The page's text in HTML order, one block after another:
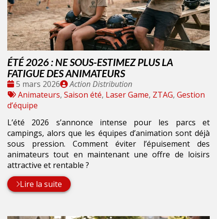
ÉTÉ 2026 : NE SOUS-ESTIMEZ PLUS LA
FATIGUE DES ANIMATEURS
Date
:
5 mars 2026
Publié
par
Action Distribution
Tags
:
Animateurs, Saison été, Laser Game, ZTAG, Gestion
d’équipe
L’été 2026 s’annonce intense pour les parcs et
campings, alors que les équipes d’animation sont déjà
sous pression. Comment éviter l’épuisement des
animateurs tout en maintenant une offre de loisirs
attractive et rentable ?
Lire la suite